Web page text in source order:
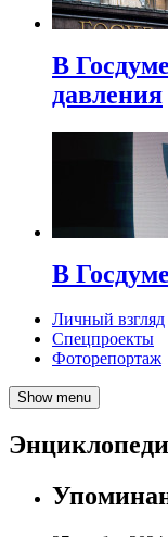
В
давления
В
Личный взгляд
Спецпроекты
Фоторепортаж
Show menu